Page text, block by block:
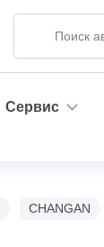
Сервис
CHANGAN